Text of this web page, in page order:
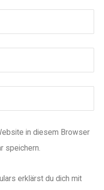
in diesem Browser
speichern.
erklärst du dich mit